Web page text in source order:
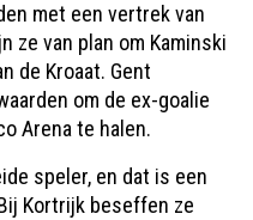
met een vertrek van
ze van plan om Kaminski
de Kroaat. Gent
om de ex-goalie
Arena te halen.
speler, en dat is een
Kortrijk beseffen ze